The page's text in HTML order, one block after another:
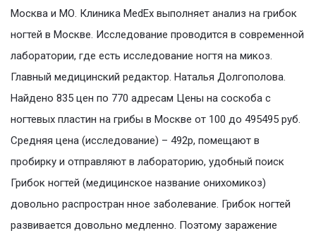
Москва и МО. Клиника MedEx выполняет анализ на грибок
ногтей в Москве. Исследование проводится в современной
лаборатории, где есть исследование ногтя на микоз.
Главный медицинский редактор. Наталья Долгополова.
Найдено 835 цен по 770 адресам Цены на соскоба с
ногтевых пластин на грибы в Москве от 100 до 495495 руб.
Средняя цена (исследование) – 492р, помещают в
пробирку и отправляют в лабораторию, удобный поиск
Грибок ногтей (медицинское название онихомикоз)
довольно распростран нное заболевание. Грибок ногтей
развивается довольно медленно. Поэтому заражение